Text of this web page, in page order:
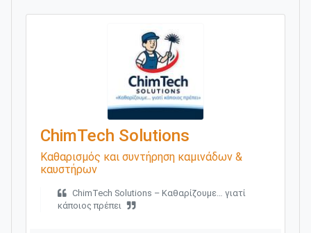
ChimTech Solutions
Καθαρισμός και συντήρηση καμινάδων &
καυστήρων
ChimTech Solutions – Καθαρίζουμε… γιατί
κάποιος πρέπει